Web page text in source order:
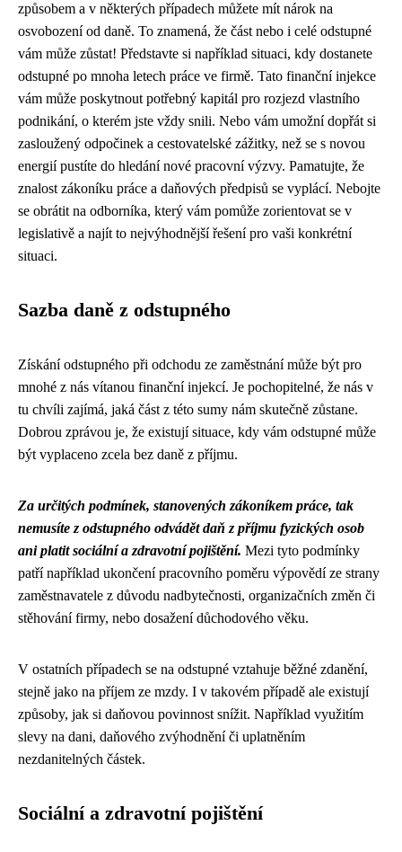
způsobem a v některých případech můžete mít nárok na
osvobození od daně. To znamená, že část nebo i celé odstupné
vám může zůstat! Představte si například situaci, kdy dostanete
odstupné po mnoha letech práce ve firmě. Tato finanční injekce
vám může poskytnout potřebný kapitál pro rozjezd vlastního
podnikání, o kterém jste vždy snili. Nebo vám umožní dopřát si
zasloužený odpočinek a cestovatelské zážitky, než se s novou
energií pustíte do hledání nové pracovní výzvy. Pamatujte, že
znalost zákoníku práce a daňových předpisů se vyplácí. Nebojte
se obrátit na odborníka, který vám pomůže zorientovat se v
legislativě a najít to nejvýhodnější řešení pro vaši konkrétní
situaci.
Sazba daně z odstupného
Získání odstupného při odchodu ze zaměstnání může být pro
mnohé z nás vítanou finanční injekcí. Je pochopitelné, že nás v
tu chvíli zajímá, jaká část z této sumy nám skutečně zůstane.
Dobrou zprávou je, že existují situace, kdy vám odstupné může
být vyplaceno zcela bez daně z příjmu.
Za určitých podmínek, stanovených zákoníkem práce, tak
nemusíte z odstupného odvádět daň z příjmu fyzických osob
ani platit sociální a zdravotní pojištění. Mezi tyto podmínky
patří například ukončení pracovního poměru výpovědí ze strany
zaměstnavatele z důvodu nadbytečnosti, organizačních změn či
stěhování firmy, nebo dosažení důchodového věku.
V ostatních případech se na odstupné vztahuje běžné zdanění,
stejně jako na příjem ze mzdy. I v takovém případě ale existují
způsoby, jak si daňovou povinnost snížit. Například využitím
slevy na dani, daňového zvýhodnění či uplatněním
nezdanitelných částek.
Sociální a zdravotní pojištění